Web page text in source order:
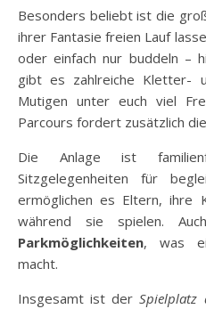
Besonders beliebt ist die
ihrer Fantasie freien Lauf
oder einfach nur buddeln –
gibt es zahlreiche Kletter-
Mutigen unter euch viel
Parcours fordert zusätzlich
Die Anlage ist
Sitzgelegenheiten für
ermöglichen es Eltern, ihre
während sie spielen.
Parkmöglichkeiten, was
macht.
Insgesamt ist derSpielplatz